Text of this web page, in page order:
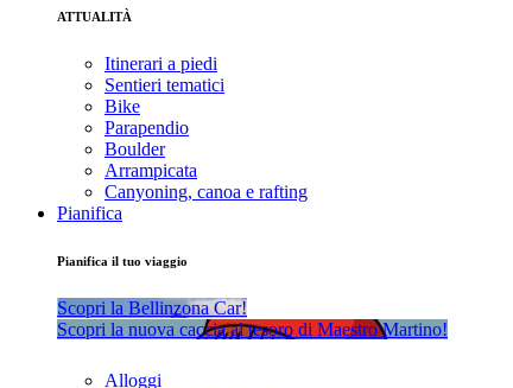
ATTUALITÀ
Itinerari a piedi
Sentieri tematici
Bike
Parapendio
Boulder
Arrampicata
Canyoning, canoa e rafting
Pianifica
Pianifica il tuo viaggio
Scopri la Bellinzona Car!
Scopri la nuova caccia al tesoro di Maestro Martino!
Alloggi